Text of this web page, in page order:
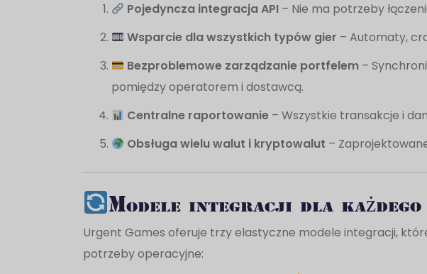
Pojedyncza integracja API – Nie ma potrzeby
Wsparcie dla wszystkich typów gier – Automaty,
Bezproblemowe zarządzanie portfelem –
pomiędzy operatorem i dostawcą.
Centralne raportowanie – Wszystkie transakcje i
Obsługa wielu walut i kryptowalut –
Modele integracji dla
Urgent Games oferuje trzy elastyczne modele integracji,
potrzeby operacyjne: